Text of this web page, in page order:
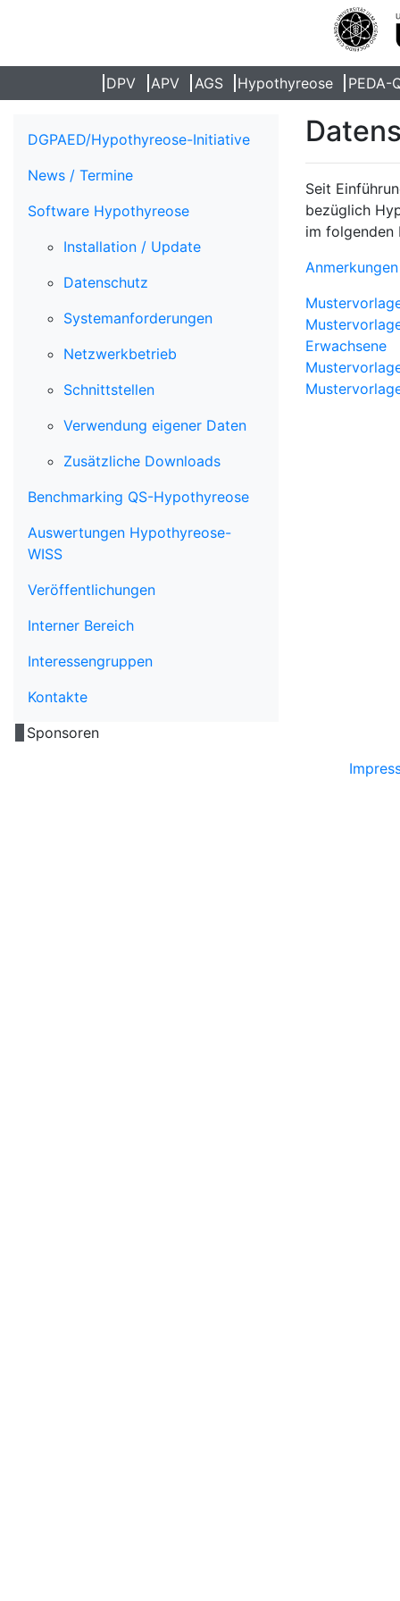
DPV APV AGS Hypothyreose PEDA-
DGPAED/Hypothyreose-Initiative
News / Termine
Software Hypothyreose
Installation / Update
Datenschutz
Systemanforderungen
Netzwerkbetrieb
Schnittstellen
Verwendung eigener Daten
Zusätzliche Downloads
Benchmarking QS-Hypothyreose
Auswertungen Hypothyreose-
WISS
Veröffentlichungen
Interner Bereich
Interessengruppen
Kontakte
Seit
bezüglich
im folgenden
Erwachsene
Sponsoren